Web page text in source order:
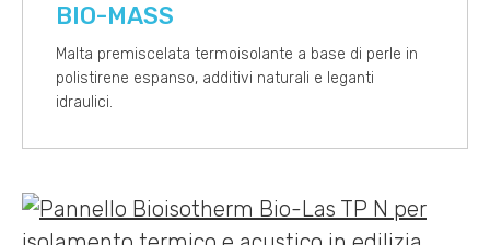
BIO-MASS
Malta premiscelata termoisolante a base di perle in
polistirene espanso, additivi naturali e leganti
idraulici.